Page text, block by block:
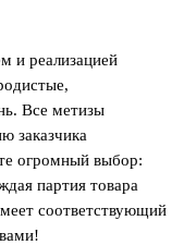
и реализацией
Все метизы
заказчика
огромный выбор:
партия товара
соответствующий